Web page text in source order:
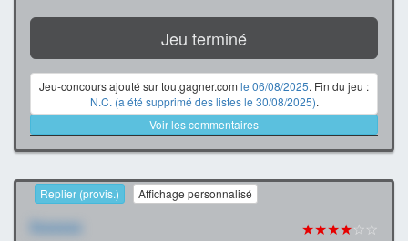
Jeu terminé
Jeu-concours ajouté sur toutgagner.com le 06/08/2025. Fin du jeu :
N.C. (a été supprimé des listes le 30/08/2025).
Voir les commentaires
Replier (provis.) Affichage personnalisé
Xxxxxxx ★★★★☆☆